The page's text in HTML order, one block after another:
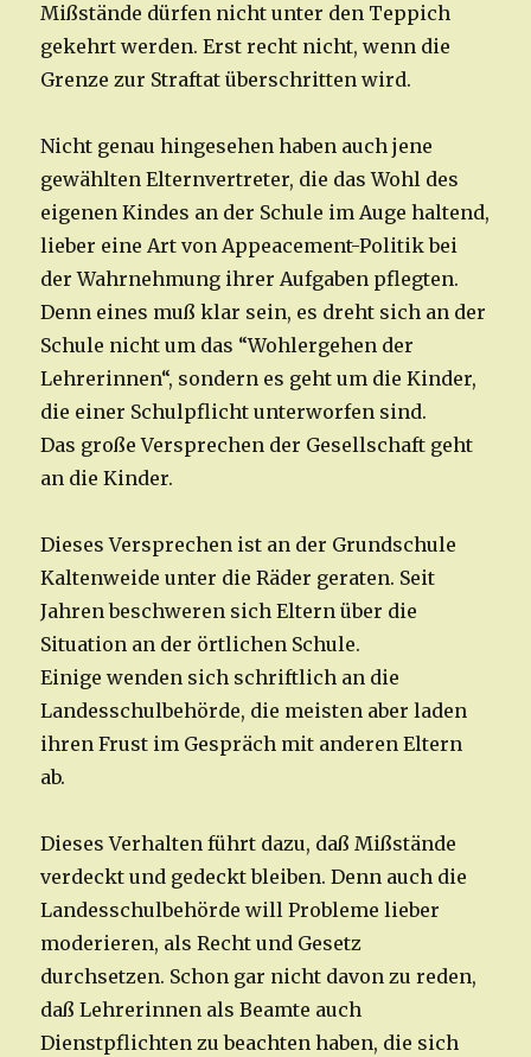
Mißstände dürfen nicht unter den Teppich
gekehrt werden. Erst recht nicht, wenn die
Grenze zur Straftat überschritten wird.
Nicht genau hingesehen haben auch jene
gewählten Elternvertreter, die das Wohl des
eigenen Kindes an der Schule im Auge haltend,
lieber eine Art von Appeacement-Politik bei
der Wahrnehmung ihrer Aufgaben pflegten.
Denn eines muß klar sein, es dreht sich an der
Schule nicht um das “Wohlergehen der
Lehrerinnen“, sondern es geht um die Kinder,
die einer Schulpflicht unterworfen sind.
Das große Versprechen der Gesellschaft geht
an die Kinder.
Dieses Versprechen ist an der Grundschule
Kaltenweide unter die Räder geraten. Seit
Jahren beschweren sich Eltern über die
Situation an der örtlichen Schule.
Einige wenden sich schriftlich an die
Landesschulbehörde, die meisten aber laden
ihren Frust im Gespräch mit anderen Eltern
ab.
Dieses Verhalten führt dazu, daß Mißstände
verdeckt und gedeckt bleiben. Denn auch die
Landesschulbehörde will Probleme lieber
moderieren, als Recht und Gesetz
durchsetzen. Schon gar nicht davon zu reden,
daß Lehrerinnen als Beamte auch
Dienstpflichten zu beachten haben, die sich